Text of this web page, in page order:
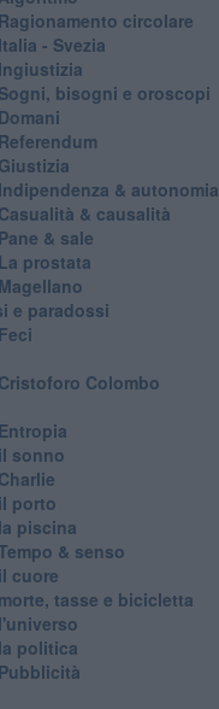
circolare
- Svezia
bisogni e oroscopi
& autonomia
& causalità
& sale
prostata
e paradossi
Colombo
sonno
porto
piscina
& senso
cuore
tasse e bicicletta
politica